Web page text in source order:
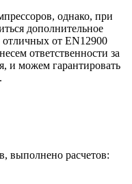
однако, при
дополнительное
от EN12900
ответственности за
и можем гарантировать
выполнено расчетов: